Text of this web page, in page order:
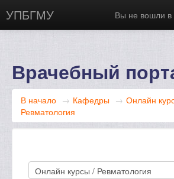
УПБГМУ Вы не вошли в
Русский ‎(ru)‎
Врачебный
В начало → Кафедры → Онлайн
Ревматология